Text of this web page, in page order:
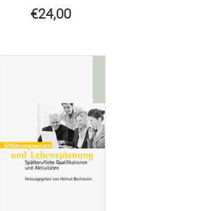
€24,00